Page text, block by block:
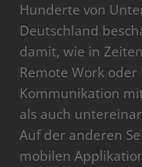
Hunderte von
Deutschland
damit, wie in
Remote Work
Kommunikation
als auch
Auf der anderen
mobilen